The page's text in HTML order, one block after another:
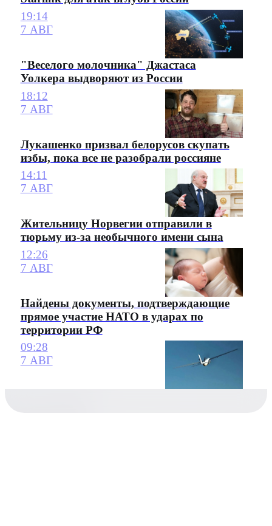
19:14
7 АВГ
"Веселого молочника" Джастаса
Уолкера выдворяют из России
18:12
7 АВГ
Лукашенко призвал белорусов скупать
избы, пока все не разобрали россияне
14:11
7 АВГ
Жительницу Норвегии отправили в
тюрьму из-за необычного имени сына
12:26
7 АВГ
Найдены документы, подтверждающие
прямое участие НАТО в ударах по
территории РФ
09:28
7 АВГ